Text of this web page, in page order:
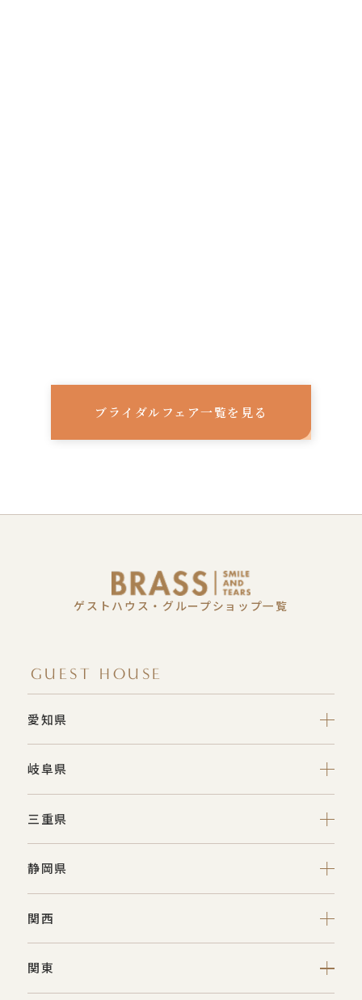
ブライダルフェア一覧を見る
ゲストハウス・グループショップ一覧
GUEST HOUSE
愛知県
岐阜県
三重県
静岡県
関西
関東